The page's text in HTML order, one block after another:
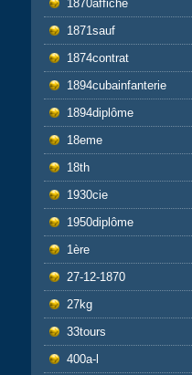
1870affiche
1871sauf
1874contrat
1894cubainfanterie
1894diplôme
18eme
18th
1930cie
1950diplôme
1ère
27-12-1870
27kg
33tours
400a-l